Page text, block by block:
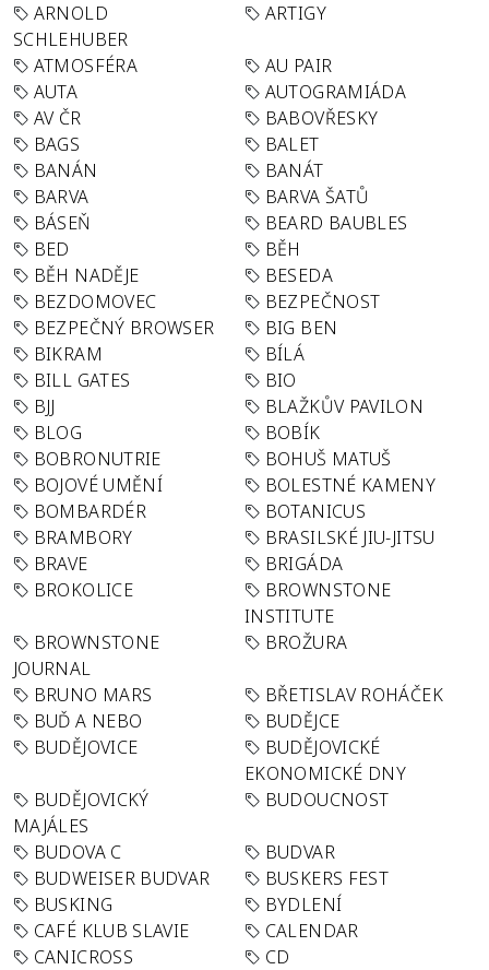
ARNOLD
SCHLEHUBER
ARTIGY
ATMOSFÉRA
AU PAIR
AUTA
AUTOGRAMIÁDA
AV ČR
BABOVŘESKY
BAGS
BALET
BANÁN
BANÁT
BARVA
BARVA ŠATŮ
BÁSEŇ
BEARD BAUBLES
BED
BĚH
BĚH NADĚJE
BESEDA
BEZDOMOVEC
BEZPEČNOST
BEZPEČNÝ BROWSER
BIG BEN
BIKRAM
BÍLÁ
BILL GATES
BIO
BJJ
BLAŽKŮV PAVILON
BLOG
BOBÍK
BOBRONUTRIE
BOHUŠ MATUŠ
BOJOVÉ UMĚNÍ
BOLESTNÉ KAMENY
BOMBARDÉR
BOTANICUS
BRAMBORY
BRASILSKÉ JIU-JITSU
BRAVE
BRIGÁDA
BROKOLICE
BROWNSTONE
INSTITUTE
BROWNSTONE
JOURNAL
BROŽURA
BRUNO MARS
BŘETISLAV ROHÁČEK
BUĎ A NEBO
BUDĚJCE
BUDĚJOVICE
BUDĚJOVICKÉ
EKONOMICKÉ DNY
BUDĚJOVICKÝ
MAJÁLES
BUDOUCNOST
BUDOVA C
BUDVAR
BUDWEISER BUDVAR
BUSKERS FEST
BUSKING
BYDLENÍ
CAFÉ KLUB SLAVIE
CALENDAR
CANICROSS
CD